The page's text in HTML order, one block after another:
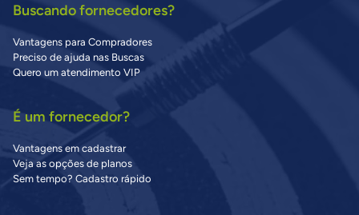
Buscando fornecedores?
Vantagens para Compradores
Preciso de ajuda nas Buscas
Quero um atendimento VIP
É um fornecedor?
Vantagens em cadastrar
Veja as opções de planos
Sem tempo? Cadastro rápido